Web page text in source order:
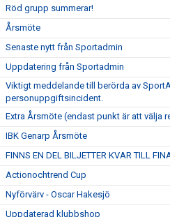
Röd grupp summerar!
Årsmöte
Senaste nytt från Sportadmin
Uppdatering från Sportadmin
Viktigt meddelande till berörda av
personuppgiftsincident.
Extra Årsmöte (endast punkt är att välja
IBK Genarp Årsmöte
FINNS EN DEL BILJETTER KVAR TILL
Actionochtrend Cup
Nyförvärv - Oscar Hakesjö
Uppdaterad klubbshop